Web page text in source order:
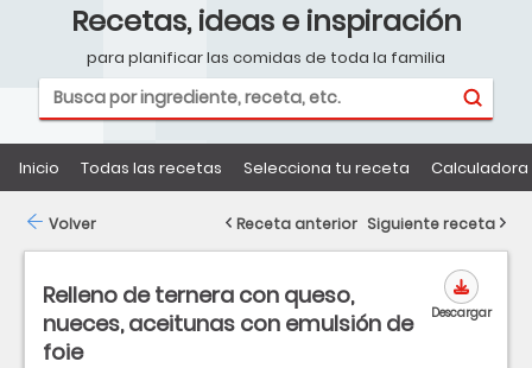
Recetas, ideas e inspiración
para planificar las comidas de toda la familia
Inicio Todas las recetas Selecciona tu receta
Relleno de ternera con queso,
nueces, aceitunas con emulsión de
foie
Descargar
Volver Receta anterior Siguiente receta